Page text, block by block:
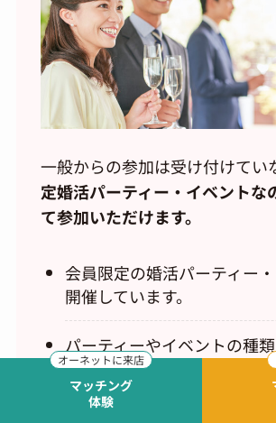
一般からの参加は受け付けてい
定婚活パーティー・イベントな
て参加いただけます。
会員限定の婚活パーティー
開催しています。
パーティーやイベントの種
富にご用意。アットホームな
からスポーツ・カルチャー体
まで、自分の趣向に合わせて
マッチング
体験